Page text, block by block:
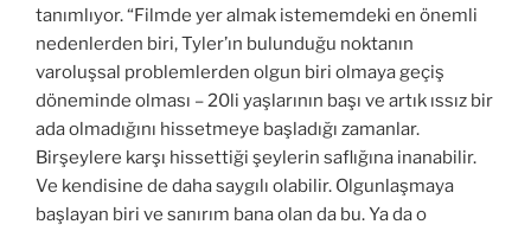
tanımlıyor. “Filmde yer almak istememdeki en önemli
nedenlerden biri, Tyler’ın bulunduğu noktanın
varoluşsal problemlerden olgun biri olmaya geçiş
döneminde olması – 20li yaşlarının başı ve artık ıssız bir
ada olmadığını hissetmeye başladığı zamanlar.
Birşeylere karşı hissettiği şeylerin saflığına inanabilir.
Ve kendisine de daha saygılı olabilir. Olgunlaşmaya
başlayan biri ve sanırım bana olan da bu. Ya da o